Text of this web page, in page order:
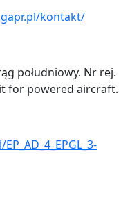
kontakt/
południowy. Nr rej.
for powered aircraft.